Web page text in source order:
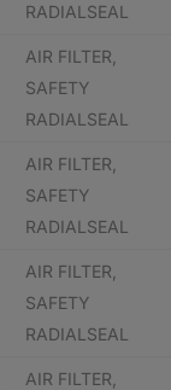
RADIALSEAL
AIR FILTER,
SAFETY
RADIALSEAL
AIR FILTER,
SAFETY
RADIALSEAL
AIR FILTER,
SAFETY
RADIALSEAL
AIR FILTER,